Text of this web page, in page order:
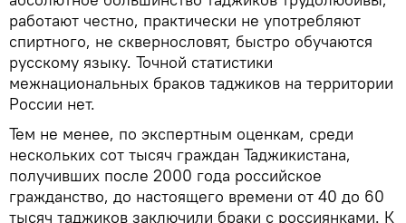
работают честно, практически не употребляют
спиртного, не сквернословят, быстро обучаются
русскому языку. Точной статистики
межнациональных браков таджиков на территории
России нет.
Тем не менее, по экспертным оценкам, среди
нескольких сот тысяч граждан Таджикистана,
получивших после 2000 года российское
гражданство, до настоящего времени от 40 до 60
тысяч таджиков заключили браки с россиянками. К